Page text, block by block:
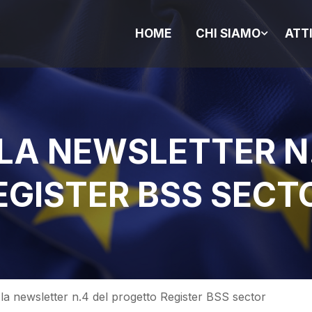
HOME CHI SIAMO
NEWSLETTER
BSS
newsletter n.4 del progetto Register BSS sector